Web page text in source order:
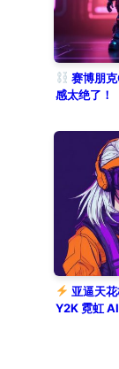
赛博朋
感太绝了！
亚逼天
Y2K 霓虹